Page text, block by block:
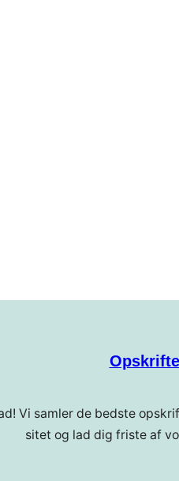
Vi samler de bedste
sitet og lad dig friste af